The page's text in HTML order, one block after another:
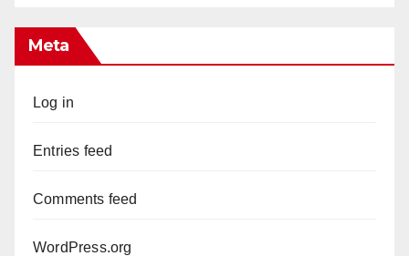
Meta
Log in
Entries feed
Comments feed
WordPress.org